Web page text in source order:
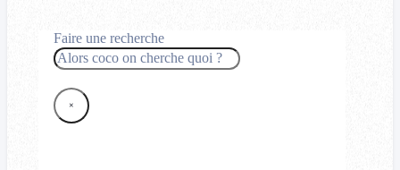
Faire une recherche
Rechercher
×